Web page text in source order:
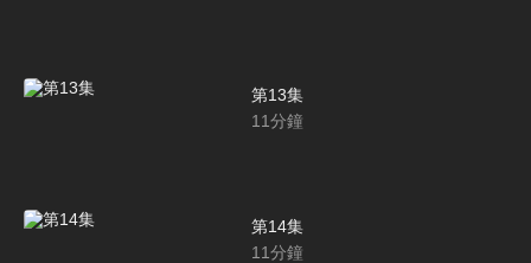
第13集
11分鐘
第14集
11分鐘